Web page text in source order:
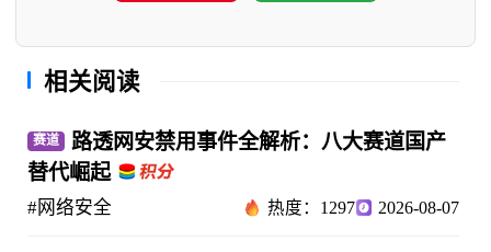
相关阅读
赛道
路透网安禁用事件全解析：八大赛道国产
替代崛起
#网络安全 热度：1297 2026-08-07